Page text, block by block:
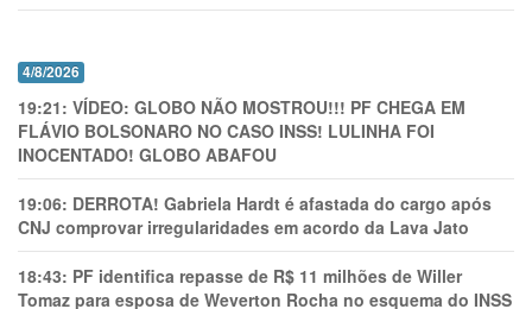
4/8/2026
19:21: VÍDEO: GLOBO NÃO MOSTROU!!! PF CHEGA EM
FLÁVIO BOLSONARO NO CASO INSS! LULINHA FOI
INOCENTADO! GLOBO ABAFOU
19:06: DERROTA! Gabriela Hardt é afastada do cargo após
CNJ comprovar irregularidades em acordo da Lava Jato
18:43: PF identifica repasse de R$ 11 milhões de Willer
Tomaz para esposa de Weverton Rocha no esquema do INSS